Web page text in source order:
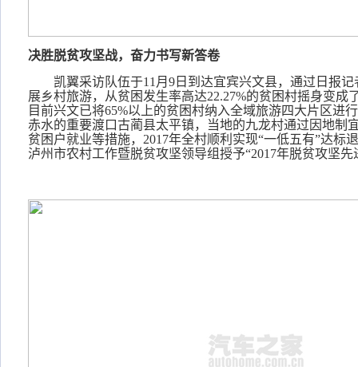
决胜脱贫攻坚战，奋力书写新答卷
凯翼采访队伍于11月9日到达宜宾兴文县，通过日报
展乡村旅游，从贫困发生率高达22.27%的贫困村摇身变成
目前兴文已将65%以上的贫困村纳入全域旅游四大片区进
赤水的重要渡口古蔺县太平镇，当地的九龙村通过因地制
贫困户就业等措施，2017年全村顺利实现“一低五有”达标
泸州市农村工作暨脱贫攻坚领导组授予“2017年脱贫攻坚先